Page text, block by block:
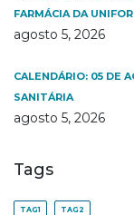
FARMÁCIA DA
agosto 5, 2026
CALENDÁRIO: 05 DE
SANITÁRIA
agosto 5, 2026
Tags
TAG1 TAG2